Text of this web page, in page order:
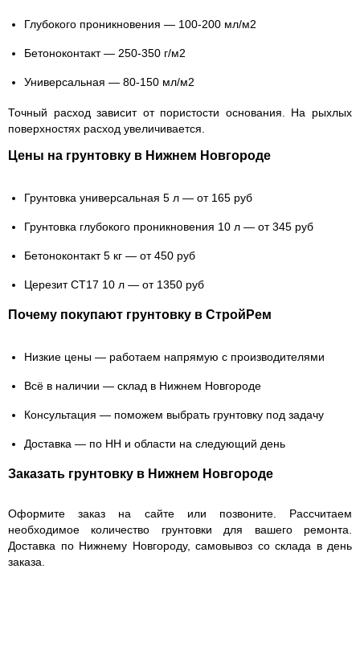
Глубокого проникновения — 100-200 мл/м2
Бетоноконтакт — 250-350 г/м2
Универсальная — 80-150 мл/м2
Точный расход зависит от пористости основания. На рыхлых
поверхностях расход увеличивается.
Цены на грунтовку в Нижнем Новгороде
Грунтовка универсальная 5 л — от 165 руб
Грунтовка глубокого проникновения 10 л — от 345 руб
Бетоноконтакт 5 кг — от 450 руб
Церезит CT17 10 л — от 1350 руб
Почему покупают грунтовку в СтройРем
Низкие цены — работаем напрямую с производителями
Всё в наличии — склад в Нижнем Новгороде
Консультация — поможем выбрать грунтовку под задачу
Доставка — по НН и области на следующий день
Заказать грунтовку в Нижнем Новгороде
Оформите заказ на сайте или позвоните. Рассчитаем
необходимое количество грунтовки для вашего ремонта.
Доставка по Нижнему Новгороду, самовывоз со склада в день
заказа.